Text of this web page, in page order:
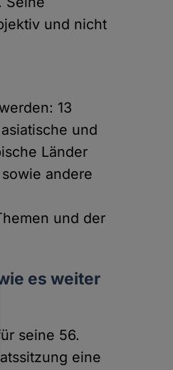
und nicht
13
und
Länder
andere
und der
es weiter
seine 56.
eine